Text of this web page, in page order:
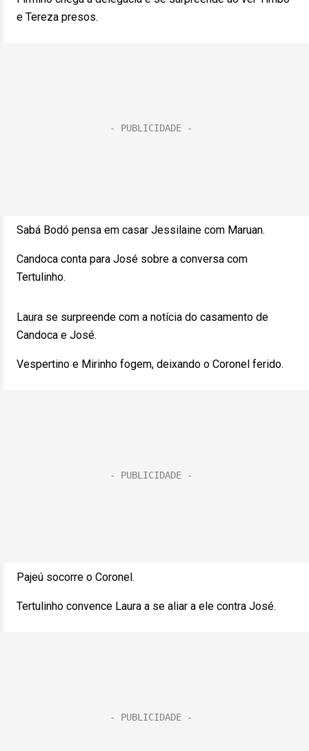
e Tereza presos.
Sabá Bodó pensa em casar Jessilaine com Maruan.
Candoca conta para José sobre a conversa com
Tertulinho.
Laura se surpreende com a notícia do casamento de
Candoca e José.
Vespertino e Mirinho fogem, deixando o Coronel ferido.
Pajeú socorre o Coronel.
Tertulinho convence Laura a se aliar a ele contra José.